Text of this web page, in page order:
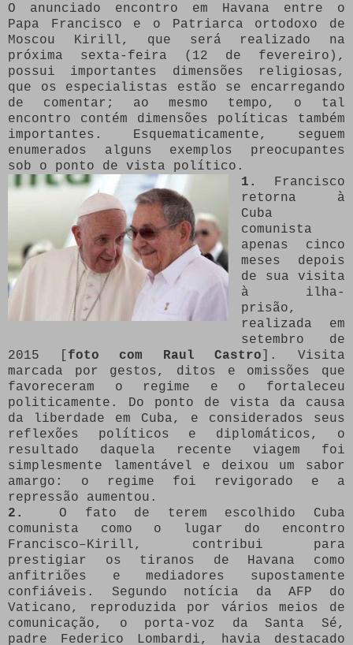
O anunciado encontro em Havana entre o
Papa Francisco e o Patriarca ortodoxo de
Moscou Kirill, que será realizado na
próxima sexta-feira (12 de fevereiro),
possui importantes dimensões religiosas,
que os especialistas estão se encarregando
de comentar; ao mesmo tempo, o tal
encontro contém dimensões políticas também
importantes. Esquematicamente, seguem
enumerados alguns exemplos preocupantes
sob o ponto de vista político.
1.
Francisco
retorna à
Cuba
comunista
apenas cinco
meses depois
de sua visita
à ilha-
prisão,
realizada em
setembro de
2015 [ foto com Raul Castro ]. Visita
marcada por gestos, ditos e omissões que
favoreceram o regime e o fortaleceu
politicamente. Do ponto de vista da causa
da liberdade em Cuba, e considerados seus
reflexões políticos e diplomáticos, o
resultado daquela recente viagem foi
simplesmente lamentável e deixou um sabor
amargo: o regime foi revigorado e a
repressão aumentou.
2.
O fato de terem escolhido Cuba
comunista como o lugar do encontro
Francisco–Kirill, contribui para
prestigiar os tiranos de Havana como
anfitriões e mediadores supostamente
confiáveis. Segundo notícia da AFP do
Vaticano, reproduzida por vários meios de
comunicação, o porta-voz da Santa Sé,
padre Federico Lombardi, havia destacado